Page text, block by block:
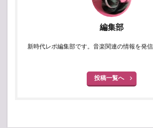
編集部
新時代レポ編集部です。音楽関連の情報を発信
投稿一覧へ